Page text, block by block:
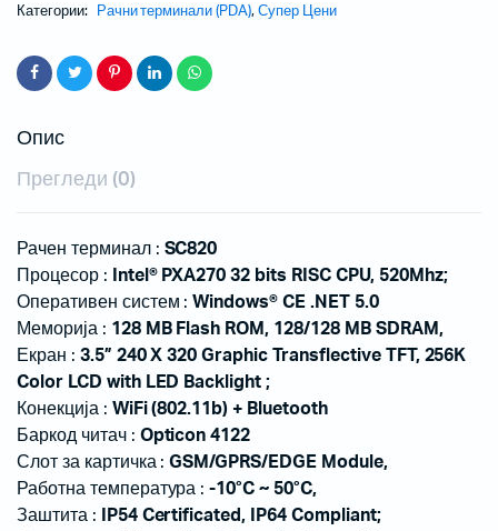
Категории: Рачни терминали (PDA), Супер Цени
Опис
Прегледи (0)
Рачен терминал : SC820
Процесор :
Intel® PXA270 32 bits RISC CPU, 520Mhz;
Оперативен систем :Windows® CE .NET 5.0
Меморија : 128 MB Flash ROM, 128/128 MB SDRAM,
Екран : 3.5” 240 X 320 Graphic Transflective TFT, 256K
Color LCD with LED Backlight ;
Конекција : WiFi (802.11b) + Bluetooth
Баркод читач : Opticon 4122
Слот за картичка :GSM/GPRS/EDGE Module,
Работна температура :-10°C ~ 50°C,
Заштита :
IP54 Certificated, IP64 Compliant;